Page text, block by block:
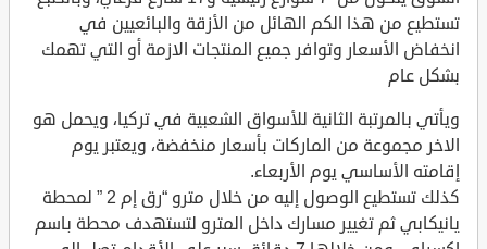
تستطيع من هذا الكم الهائل من الأزقة والبائعيين في
انخفاض الأسعار وتوافر جميع المنتجات الازمة أو التي تهمك
بشكل عام
ويأتي بالمرتبة الثانية للأسواق الشعبية في تركيا، ويحمل هو
الاخر مجموعة من الماركات بأسعار منخفضة، ويعتبر يوم
إقامته الأساسي يوم الأربعاء.
كذلك تستطيع الوصول إليه من خلال مترو “رق إم 2 ” لمحطة
يانيكابي ثم تغيير مسارك داخل المترو لتستهدف محطة باسم